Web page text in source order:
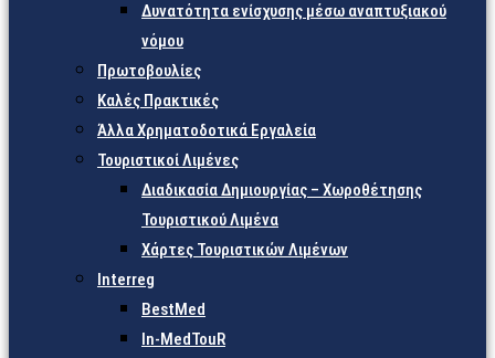
Δυνατότητα ενίσχυσης μέσω αναπτυξιακού
νόμου
Πρωτοβουλίες
Καλές Πρακτικές
Άλλα Χρηματοδοτικά Εργαλεία
Τουριστικοί Λιμένες
Διαδικασία Δημιουργίας – Χωροθέτησης
Τουριστικού Λιμένα
Χάρτες Τουριστικών Λιμένων
Interreg
BestMed
In-MedTouR